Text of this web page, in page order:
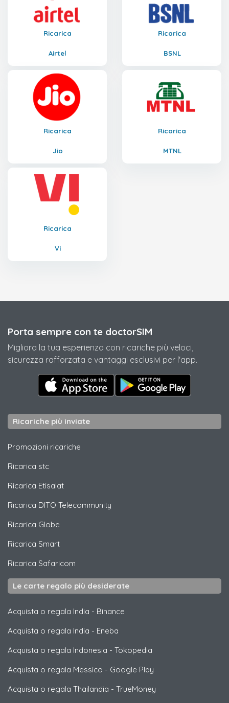
Ricarica
Airtel
Ricarica
BSNL
Ricarica
Jio
Ricarica
MTNL
Ricarica
Vi
Porta sempre con te doctorSIM
Migliora la tua esperienza con ricariche più veloci,
sicurezza rafforzata e vantaggi esclusivi per l'app.
Ricariche più inviate
Promozioni ricariche
Ricarica stc
Ricarica Etisalat
Ricarica DITO Telecommunity
Ricarica Globe
Ricarica Smart
Ricarica Safaricom
Le carte regalo più desiderate
Acquista o regala India - Binance
Acquista o regala India - Eneba
Acquista o regala Indonesia - Tokopedia
Acquista o regala Messico - Google Play
Acquista o regala Thailandia - TrueMoney